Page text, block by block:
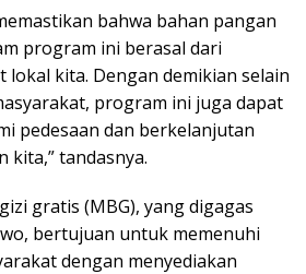
bahwa bahan pangan
program ini berasal dari
lokal kita. Dengan demikian selain
program ini juga dapat
pedesaan dan berkelanjutan
kita,” tandasnya.
gratis (MBG), yang digagas
bertujuan untuk memenuhi
dengan menyediakan